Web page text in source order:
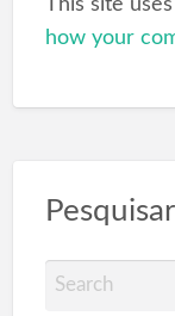
how your
Pesquisar